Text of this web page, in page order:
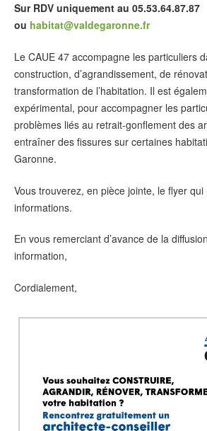
Sur RDV uniquement au 05.53.64.87.87
ou habitat@valdegaronne.fr
Le CAUE 47 accompagne les particuliers
construction, d’agrandissement, de
transformation de l’habitation. Il est
expérimental, pour accompagner les
problèmes liés au retrait-gonflement des
entraîner des fissures sur certaines
Garonne.
Vous trouverez, en pièce jointe, le flyer
informations.
En vous remerciant d’avance de la
information,
Cordialement,